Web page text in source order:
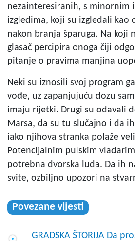
nezainteresiranih, s minornim
izgledima, koji su izgledali kao
nakon branja šparuga. Na koji
glasač percipira onoga čiji
pitanje o pravima manjina
Neki su iznosili svoj program
vođe, uz zapanjujuću dozu
imaju rijetki. Drugi su odavali
Marsa, da su tu slučajno i da
iako njihova stranka polaže
Potencijalnim pulskim
potrebna dvorska luda. Da ih
svite, ozbiljno upozori na
Povezane vijesti
GRADSKA ŠTORIJA Da